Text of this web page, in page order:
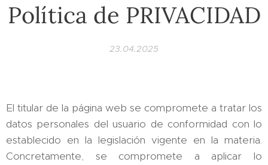
Política de PRIVACIDAD
23.04.2025
El titular de la página web se compromete a tratar los
datos personales del usuario de conformidad con lo
establecido en la legislación vigente en la materia.
Concretamente, se compromete a aplicar lo